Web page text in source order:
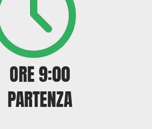
ORE 9:00
PARTENZA